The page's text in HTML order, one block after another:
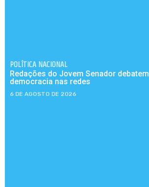
POLÍTICA NACIONAL
Redações do Jovem Senador debatem
democracia nas redes
6 DE AGOSTO DE 2026